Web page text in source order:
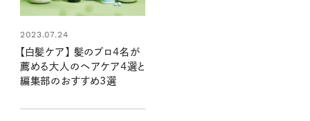
2023.07.24
【白髪ケア】 髪のプロ4名が
薦める大人のヘアケア4選と
編集部のおすすめ3選